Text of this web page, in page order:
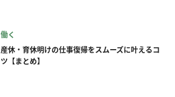
働く
産休・育休明けの仕事復帰をスムーズに叶えるコ
ツ【まとめ】